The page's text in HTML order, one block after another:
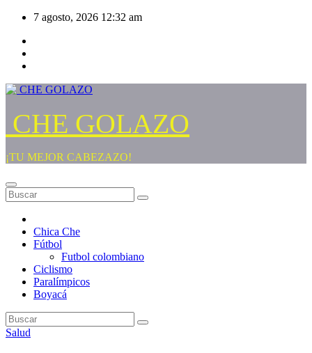
Saltar
contenido
7 agosto, 2026 12:32 am
CHE GOLAZO
¡TU MEJOR CABEZAZO!
Chica Che
Fútbol
Futbol colombiano
Ciclismo
Paralímpicos
Boyacá
Salud